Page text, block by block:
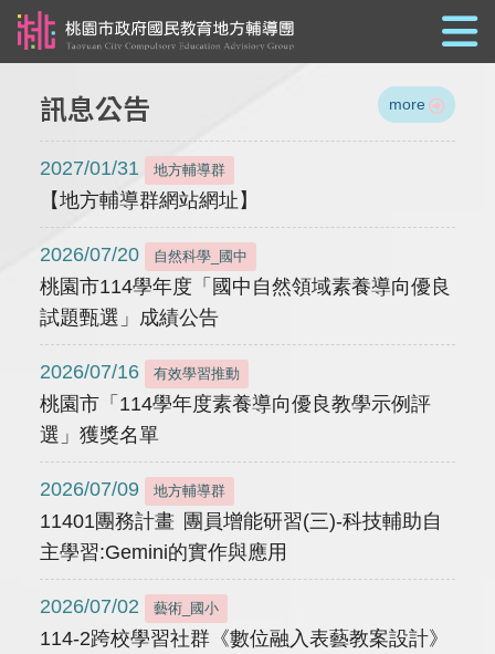
訊息公告 more
2027/01/31 地方輔導群
【地方輔導群網站網址】
2026/07/20 自然科學_國中
桃園市114學年度「國中自然領域素養導向優良
試題甄選」成績公告
2026/07/16 有效學習推動
桃園市「114學年度素養導向優良教學示例評
選」獲獎名單
2026/07/09 地方輔導群
11401團務計畫 團員增能研習(三)-科技輔助自
主學習:Gemini的實作與應用
2026/07/02 藝術_國小
114-2跨校學習社群《數位融入表藝教案設計》